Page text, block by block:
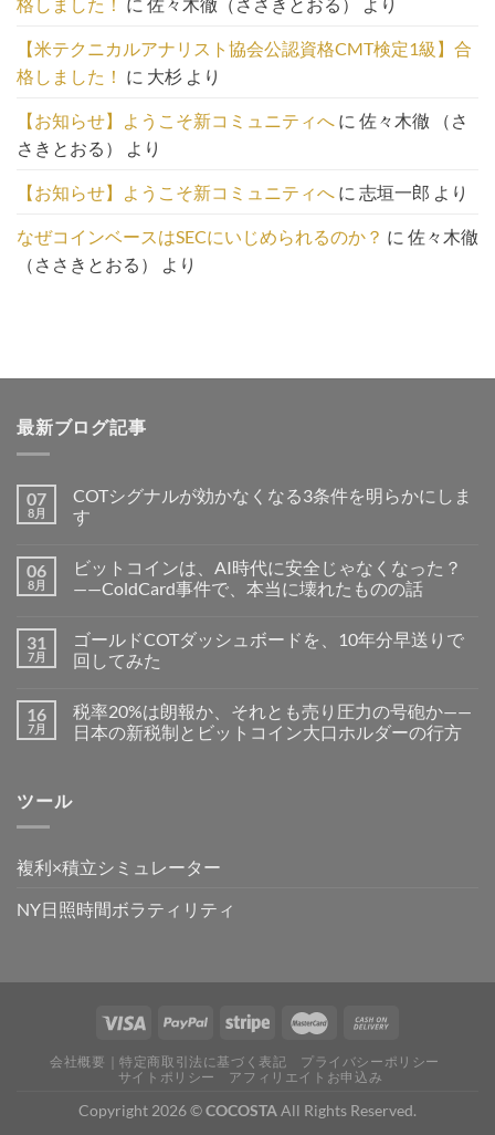
は
こ
ち
ら
格しました！ に 佐々木徹（ささきとおる） より
【米テクニカルアナリスト協会公認資格CMT検定1級】合
格しました！ に 大杉 より
【お知らせ】ようこそ新コミュニティへ に 佐々木徹 （さ
さきとおる）
より
【お知らせ】ようこそ新コミュニティへ に 志垣一郎 より
なぜコインベースはSECにいじめられるのか？ に 佐々木徹
（ささきとおる）
より
最新ブログ記事
07
8月
COTシグナルが効かなくなる3条件を明らかにしま
す
06
8月
ビットコインは、AI時代に安全じゃなくなった？
——ColdCard事件で、本当に壊れたものの話
31
7月
ゴールドCOTダッシュボードを、10年分早送りで
回してみた
16
7月
税率20%は朗報か、それとも売り圧力の号砲か——
日本の新税制とビットコイン大口ホルダーの行方
ツール
複利×積立シミュレーター
NY日照時間ボラティリティ
会社概要｜特定商取引法に基づく表記
プライバシーポリシー
サイトポリシー
アフィリエイトお申込み
Copyright 2026 ©COCOSTAAll Rights Reserved.